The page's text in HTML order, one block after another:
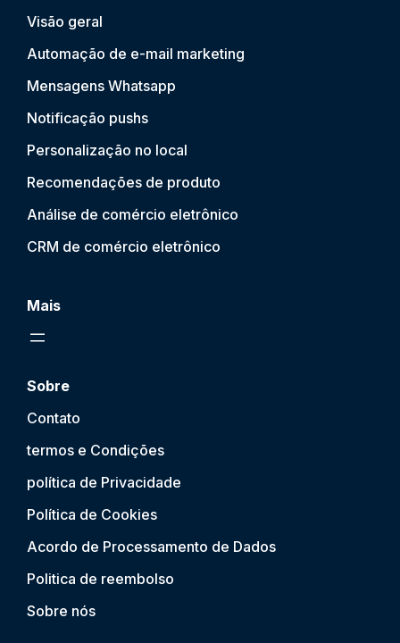
Visão geral
Automação de e-mail marketing
Mensagens Whatsapp
Notificação pushs
Personalização no local
Recomendações de produto
Análise de comércio eletrônico
CRM de comércio eletrônico
Mais
Sobre
Contato
termos e Condições
política de Privacidade
Política de Cookies
Acordo de Processamento de Dados
Politica de reembolso
Sobre nós